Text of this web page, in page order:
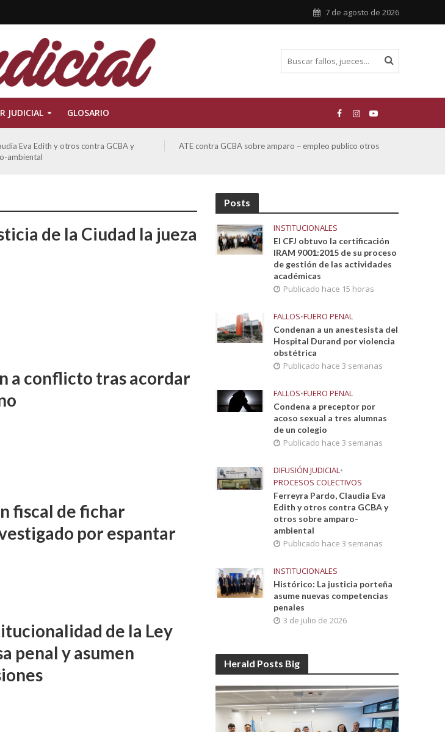
7 de agosto de 2026
JUDICIAL GLOSARIO
Eva Edith y otros contra GCBA y
ambiental
ATE contra GCBA sobre amparo – empleo publico otros
de la Ciudad la jueza
a conflicto tras acordar
fiscal de fichar
por espantar
de la Ley
penal y asumen
Posts
INSTITUCIONALES
El CFJ obtuvo la certificación
IRAM 9001:2015 de su proceso
de gestión de las actividades
académicas
Publicado hace 15 horas
FALLOS•FUERO PENAL
Condenan a un anestesista del
Hospital Durand por violencia
obstétrica
Publicado hace 3 semanas
FALLOS•FUERO PENAL
Condena a preceptor por
acoso sexual a tres alumnas
de un colegio
Publicado hace 3 semanas
DIFUSIÓN JUDICIAL•
PROCESOS COLECTIVOS
Ferreyra Pardo, Claudia Eva
Edith y otros contra GCBA y
otros sobre amparo-
ambiental
Publicado hace 3 semanas
INSTITUCIONALES
Histórico: La justicia porteña
asume nuevas competencias
penales
3 de julio de 2026
Herald Posts Big